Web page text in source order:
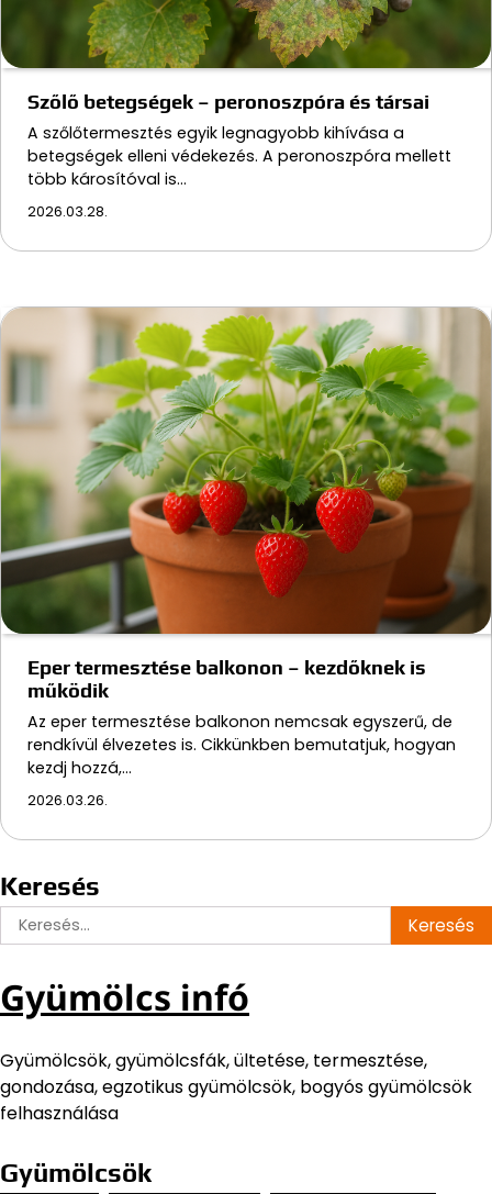
Szőlő betegségek – peronoszpóra és társai
A szőlőtermesztés egyik legnagyobb kihívása a
betegségek elleni védekezés. A peronoszpóra mellett
több károsítóval is…
2026.03.28.
Eper termesztése balkonon – kezdőknek is
működik
Az eper termesztése balkonon nemcsak egyszerű, de
rendkívül élvezetes is. Cikkünkben bemutatjuk, hogyan
kezdj hozzá,…
2026.03.26.
Keresés
Keresés:
Gyümölcs infó
Gyümölcsök, gyümölcsfák, ültetése, termesztése,
gondozása, egzotikus gyümölcsök, bogyós gyümölcsök
felhasználása
Gyümölcsök